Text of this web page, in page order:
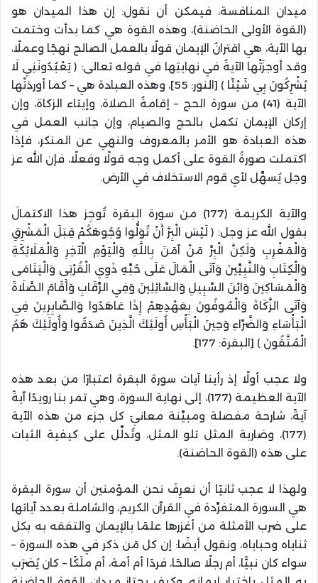
ميدان المنافسة، فيمكن أن نقول: إن هذا الميدان هو
(القوة الأولى الحاضنة)، وهذه القوة هي كما بدأت وختمت
بها الآية، هي اقترانُ الإيمان قولًا بالعمل الصالح نهجًا وعملًا،
وقد أوجزَتْها الآيةُ في نهايتِها في قوله تعالى: ﴿ يَعْبُدُونَنِي لَا
يُشْرِكُونَ بِي شَيْئًا ﴾ [النور: 55]، وهذه العبادة هي – كما أوردَتْها
الآية (41) من سورة الحج – إقامةُ الصلاة، وإيتاء الزكاة، وإن
إركان الإيمان تكمل بالحج والصيام، وإن جانب العمل في
هذه العبادة هو الأمر بالمعروف والنهي عن المنكر، فإذا
اكتملت صورةُ القوة على أكمل وجه قولًا وفعلًا، فإن الله عز
وجل يُسهِّل لأي قوم الاستخلاف في الأرض.
والآية الكريمة (177) من سورة البقرة تُوجِز هذا الاكتمالَ
بقول الله عز وجل: ﴿ لَيْسَ الْبِرَّ أَنْ تُوَلُّوا وُجُوهَكُمْ قِبَلَ الْمَشْرِقِ
وَالْمَغْرِبِ وَلَكِنَّ الْبِرَّ مَنْ آمَنَ بِاللَّهِ وَالْيَوْمِ الْآخِرِ وَالْمَلَائِكَةِ
وَالْكِتَابِ وَالنَّبِيِّينَ وَآتَى الْمَالَ عَلَى حُبِّهِ ذَوِي الْقُرْبَى وَالْيَتَامَى
وَالْمَسَاكِينَ وَابْنَ السَّبِيلِ وَالسَّائِلِينَ وَفِي الرِّقَابِ وَأَقَامَ الصَّلَاةَ
وَآتَى الزَّكَاةَ وَالْمُوفُونَ بِعَهْدِهِمْ إِذَا عَاهَدُوا وَالصَّابِرِينَ فِي
الْبَأْسَاءِ وَالضَّرَّاءِ وَحِينَ الْبَأْسِ أُولَئِكَ الَّذِينَ صَدَقُوا وَأُولَئِكَ هُمُ
الْمُتَّقُونَ ﴾ [البقرة: 177].
ولا عجب أولًا إذ رأينا آيات سورة البقرة اعتبارًا من بعد هذه
الآية العظيمة (177)، إلى نهاية السورة، وهي تمر بنا رويدًا آيةً
آيةً، شارحة مفصلة ومبيِّنة معانيَ كل جزء من هذه الآية
(177)، وضاربة المثل تلو المثل، وتُدلِّل على كيفية الثبات
على هذه (القوة الحاضنة).
ولهذا لا عجب ثانيًا أن نعرِفَ نحن المؤمنين أن سورة البقرة
هي السورة المتفرِّدة في القرآن الكريم، والشاملة بعدد آياتها
على ضرب الأمثلة من أغزرها علمًا بالإيمان والتفقه به بكل
ثناياه وحباياه، ونقول أيضًا: إن كل مَن ذكر في هذه السورة –
سواء كان نبيًّا، أم رجلًا صالحًا، فردًا أم أمة، أم ملَكًا – كان يُضرَب